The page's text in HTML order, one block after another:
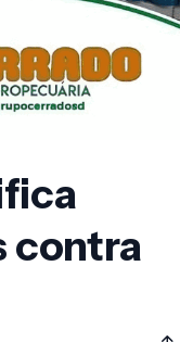
contra